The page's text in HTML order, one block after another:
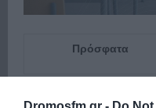
Πρόσφατα